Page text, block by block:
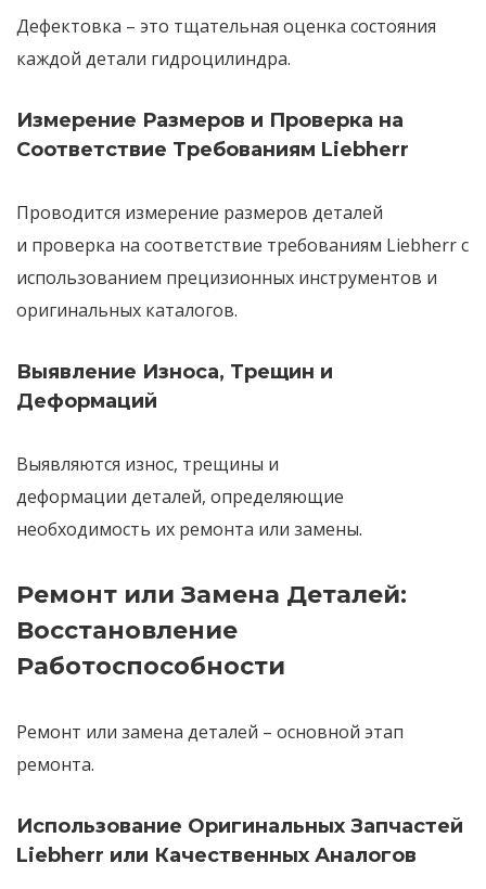
Дефектовка – это тщательная оценка состояния
каждой детали гидроцилиндра.
Измерение Размеров и Проверка на
Соответствие Требованиям Liebherr
Проводится измерение размеров деталей
и проверка на соответствие требованиям Liebherrс
использованием прецизионных инструментов и
оригинальных каталогов.
Выявление Износа, Трещин и
Деформаций
Выявляются износ, трещины и
деформации деталей, определяющие
необходимость их ремонта или замены.
Ремонт или Замена Деталей:
Восстановление
Работоспособности
Ремонт или замена деталей – основной этап
ремонта.
Использование Оригинальных Запчастей
Liebherr или Качественных Аналогов